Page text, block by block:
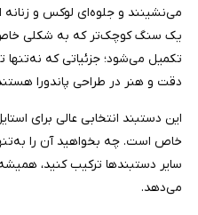
می‌نشینند و جلوه‌ای لوکس و زنانه
یک سنگ کوچک‌تر که به شکلی خاص
تکمیل می‌شود؛ جزئیاتی که نه‌تنها
دقت و هنر در طراحی پاندورا
این دستبند انتخابی عالی برای
خاص است. چه بخواهید آن را
سایر دستبندها ترکیب کنید،
می‌دهد.